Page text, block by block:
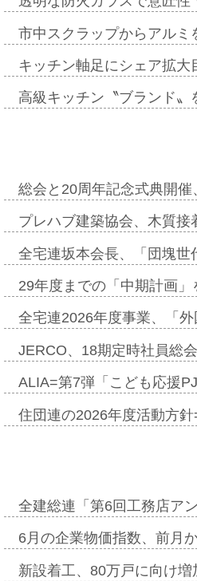
市中スクラップからアル
キッチン軸足にシェア拡
高級キッチン〝ブランド
総会と20周年記念式典開
プレハブ建築協会、木質
全宅連坂本会長、「団塊
29年度までの「中期計画
全宅連2026年度事業、「
JERCO、18期定時社員総
ALIA=第7弾「こども応援
住団連の2026年度活動方
全建総連「第6回工務店ア
6月の企業物価指数、前月
新設着工、80万戸に向け